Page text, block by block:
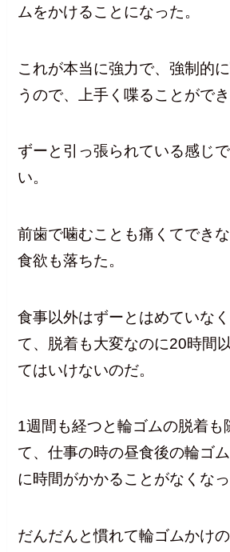
ムをかけることになった。
これが本当に強力で、強制的
うので、上手く喋ることができ
ずーと引っ張られている感じ
い。
前歯で噛むことも痛くてでき
食欲も落ちた。
食事以外はずーとはめていな
て、脱着も大変なのに20時間
てはいけないのだ。
1週間も経つと輪ゴムの脱着も
て、仕事の時の昼食後の輪ゴ
に時間がかかることがなくなっ
だんだんと慣れて輪ゴムかけ